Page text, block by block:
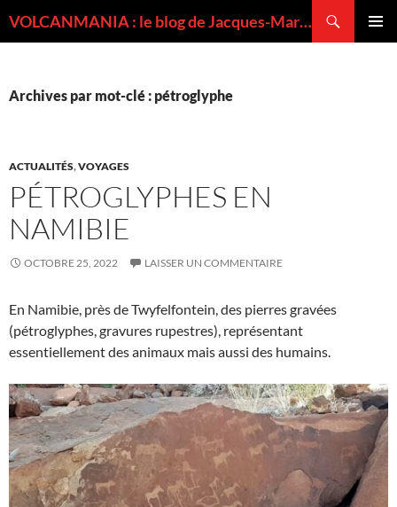
VOLCANMANIA : le blog de Jacques-Marie BARDINTZEFF, volcanologue
Archives par mot-clé : pétroglyphe
ACTUALITÉS,VOYAGES
PÉTROGLYPHES EN
NAMIBIE
OCTOBRE 25, 2022 LAISSER UN COMMENTAIRE
En Namibie, près de Twyfelfontein, des pierres gravées
(pétroglyphes, gravures rupestres), représentant
essentiellement des animaux mais aussi des humains.